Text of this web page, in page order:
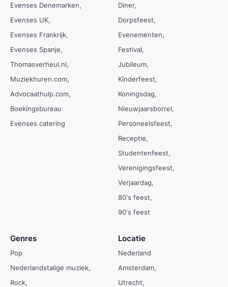
Evenses Denemarken
Evenses UK
Evenses Frankrijk
Evenses Spanje
Thomasverheul.nl
Muziekhuren.com
Advocaathulp.com
Boekingsbureau
Evenses catering
Diner
Dorpsfeest
Evenementen
Festival
Jubileum
Kinderfeest
Koningsdag
Nieuwjaarsborrel
Personeelsfeest
Receptie
Studentenfeest
Verenigingsfeest
Verjaardag
80's feest
90's feest
Genres
Pop
Nederlandstalige muziek
Rock
Locatie
Nederland
Amsterdam
Utrecht